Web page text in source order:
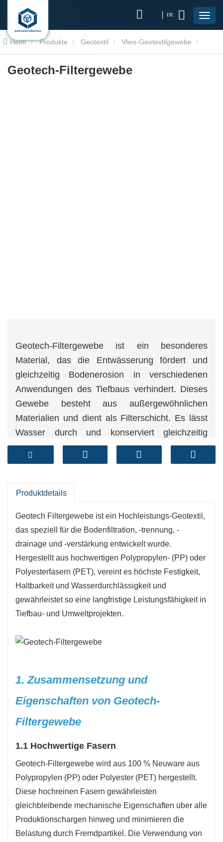
DE
Heim Produkte Geotextil Vlies-Geotextilgewebe
Geotech-FiltergeWebe
Geotech-Filtergewebe
Geotech-Filtergewebe ist ein besonderes
Material, das die Entwässerung fördert und
gleichzeitig Bodenerosion in verschiedenen
Anwendungen des Tiefbaus verhindert. Dieses
Gewebe besteht aus außergewöhnlichen
Materialien und dient als Filterschicht. Es lässt
Wasser durch und konserviert gleichzeitig
Bodenpartikel. Es ist daher ein wesentlicher
Bestandteil von Entwässerungssystemen, der
Erosionsschutzprojekten.
trennt Erde und Wasser zuverlässig, verhindert
Verstopfungen in Entwässerungsstrukturen und
sorgt für optimale Leistung.
- Haltbarkeit: Dieses Material besteht aus
robusten Materialien, die UV-Strahlung,
Chemikalien und biologischem Abbau
standhalten und so auch in rauen Umgebungen
eine lange Lebensdauer gewährleisten.
-Vielseitig einsetzbar
Zwecke, darunter Straßen-,
Deponieprojekte, und ist daher an zahlreiche
Produktdetails
Geotech Filtergewebe ist ein Hochleistungs-Geotextil,
das speziell für die Bodenfiltration, -trennung, -
drainage und -verstärkung entwickelt wurde.
Hergestellt aus hochwertigen Polypropylen- (PP) oder
Polyesterfasern (PET), vereint es höchste Festigkeit,
Haltbarkeit und Wasserdurchlässigkeit und
gewährleistet so eine langfristige Leistungsfähigkeit in
Tiefbau- und Umweltprojekten.
1. Zusammensetzung und
Eigenschaften von Geotech-
Filtergewebe
1.1 Hochwertige Fasern
Geotech-Filtergewebe wird aus 100 % Neuware aus
Polypropylen (PP) oder Polyester (PET) hergestellt.
Diese hochreinen Fasern gewährleisten
gleichbleibende mechanische Eigenschaften über alle
Produktionschargen hinweg und minimieren die
Belastung durch Fremdpartikel. Die Verwendung von